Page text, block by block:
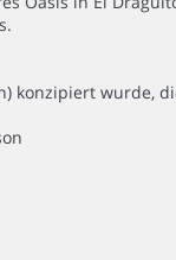
konzipiert wurde,